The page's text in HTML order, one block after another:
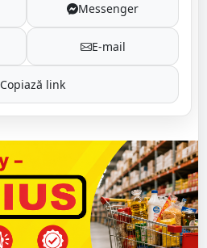
Messenger
E-mail
Copiază link